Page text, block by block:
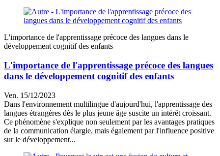
L'importance de l'apprentissage précoce des langues dans le
développement cognitif des enfants
L'importance de l'apprentissage précoce des langues
dans le développement cognitif des enfants
Ven. 15/12/2023
Dans l'environnement multilingue d'aujourd'hui, l'apprentissage des
langues étrangères dès le plus jeune âge suscite un intérêt croissant.
Ce phénomène s'explique non seulement par les avantages pratiques
de la communication élargie, mais également par l'influence positive
sur le développement...